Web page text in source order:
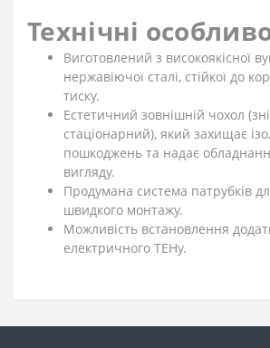
Технічні
Виготовлений з високоякісної
нержавіючої сталі, стійкої до
тиску.
Естетичний зовнішній чохол
стаціонарний), який захищає
пошкоджень та надає
вигляду.
Продумана система патрубків
швидкого монтажу.
Можливість встановлення
електричного ТЕНу.